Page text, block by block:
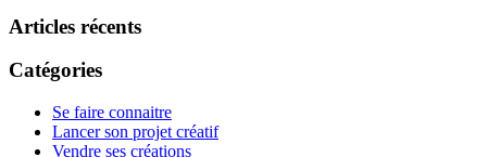
Articles récents
Catégories
Se faire connaitre
Lancer son projet créatif
Vendre ses créations